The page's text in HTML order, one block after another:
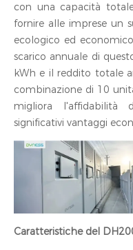
con una capacità
fornire alle imprese un
ecologico ed
scarico annuale di
kWh e il reddito totale
combinazione di 10
migliora l'affidabilità
significativi vantaggi
Caratteristiche del